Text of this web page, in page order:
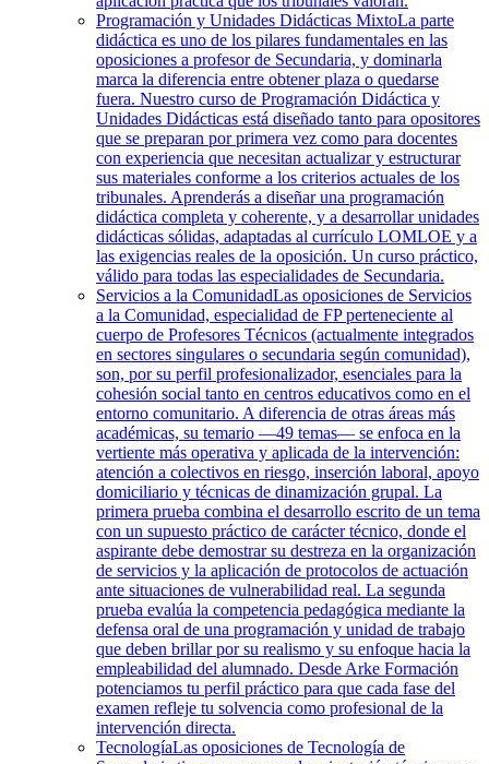
Programación y Unidades Didácticas MixtoLa parte
didáctica es uno de los pilares fundamentales en las
oposiciones a profesor de Secundaria, y dominarla
marca la diferencia entre obtener plaza o quedarse
fuera. Nuestro curso de Programación Didáctica y
Unidades Didácticas está diseñado tanto para opositores
que se preparan por primera vez como para docentes
con experiencia que necesitan actualizar y estructurar
sus materiales conforme a los criterios actuales de los
tribunales. Aprenderás a diseñar una programación
didáctica completa y coherente, y a desarrollar unidades
didácticas sólidas, adaptadas al currículo LOMLOE y a
las exigencias reales de la oposición. Un curso práctico,
válido para todas las especialidades de Secundaria.
Servicios a la ComunidadLas oposiciones de Servicios
a la Comunidad, especialidad de FP perteneciente al
cuerpo de Profesores Técnicos (actualmente integrados
en sectores singulares o secundaria según comunidad),
son, por su perfil profesionalizador, esenciales para la
cohesión social tanto en centros educativos como en el
entorno comunitario. A diferencia de otras áreas más
académicas, su temario —49 temas— se enfoca en la
vertiente más operativa y aplicada de la intervención:
atención a colectivos en riesgo, inserción laboral, apoyo
domiciliario y técnicas de dinamización grupal. La
primera prueba combina el desarrollo escrito de un tema
con un supuesto práctico de carácter técnico, donde el
aspirante debe demostrar su destreza en la organización
de servicios y la aplicación de protocolos de actuación
ante situaciones de vulnerabilidad real. La segunda
prueba evalúa la competencia pedagógica mediante la
defensa oral de una programación y unidad de trabajo
que deben brillar por su realismo y su enfoque hacia la
empleabilidad del alumnado. Desde Arke Formación
potenciamos tu perfil práctico para que cada fase del
examen refleje tu solvencia como profesional de la
intervención directa.
TecnologíaLas oposiciones de Tecnología de